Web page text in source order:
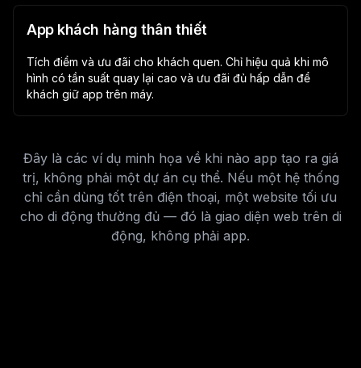
App khách hàng thân thiết
Tích điểm và ưu đãi cho khách quen. Chỉ hiệu quả khi mô
hình có tần suất quay lại cao và ưu đãi đủ hấp dẫn để
khách giữ app trên máy.
Đây là các ví dụ minh họa về khi nào app tạo ra giá
trị, không phải một dự án cụ thể. Nếu một hệ thống
chỉ cần dùng tốt trên điện thoại, một website tối ưu
cho di động thường đủ — đó là giao diện web trên di
động, không phải app.